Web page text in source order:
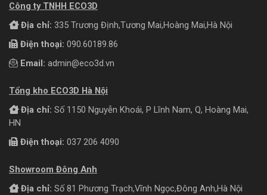
Công ty TNHH ECO3D
Địa chỉ: 335 Trương Định,Tương Mai,Hoàng Mai,Hà Nội
Điện thoại: 090.60189.86
Email: admin@eco3d.vn
Tổng kho ECO3D Hà Nội
Địa chỉ: Số 1150 Nguyễn Khoái, P Lĩnh Nam, Q, Hoàng Mai,
HN
Điện thoại: 037 206 4090
Showroom Đông Anh
Địa chỉ: Số 81 Phương Trạch,Vĩnh Ngọc,Đông Anh,Hà Nội